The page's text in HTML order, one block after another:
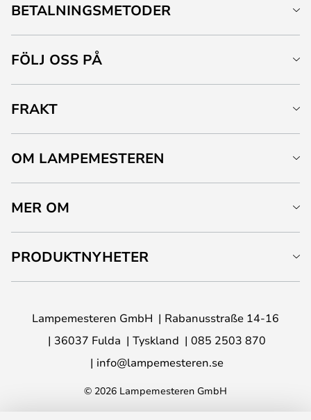
BETALNINGSMETODER
FÖLJ OSS PÅ
FRAKT
OM LAMPEMESTEREN
MER OM
PRODUKTNYHETER
Lampemesteren GmbH
Rabanusstraße 14-16
36037 Fulda
Tyskland
085 2503 870
info@lampemesteren.se
© 2026 Lampemesteren GmbH